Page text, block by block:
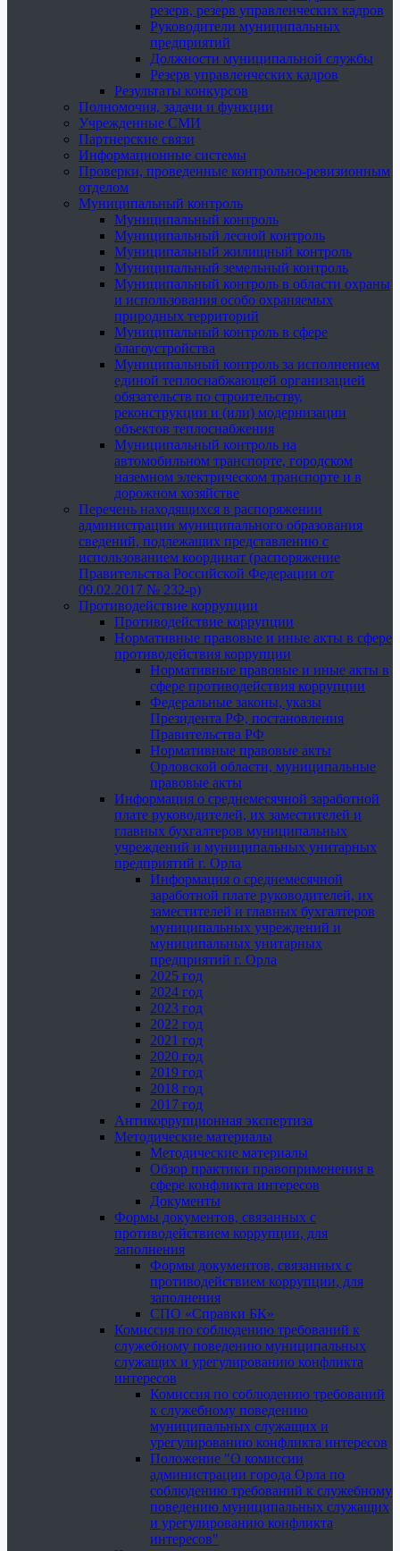
резерв, резерв управленческих кадров
Руководители муниципальных
предприятий
Должности муниципальной службы
Резерв управленческих кадров
Результаты конкурсов
Полномочия, задачи и функции
Учрежденные СМИ
Партнерские связи
Информационные системы
Проверки, проведенные контрольно-ревизионным
отделом
Муниципальный контроль
Муниципальный контроль
Муниципальный лесной контроль
Муниципальный жилищный контроль
Муниципальный земельный контроль
Муниципальный контроль в области охраны
и использования особо охраняемых
природных территорий
Муниципальный контроль в сфере
благоустройства
Муниципальный контроль за исполнением
единой теплоснабжающей организацией
обязательств по строительству,
реконструкции и (или) модернизации
объектов теплоснабжения
Муниципальный контроль на
автомобильном транспорте, городском
наземном электрическом транспорте и в
дорожном хозяйстве
Перечень находящихся в распоряжении
администрации муниципального образования
сведений, подлежащих представлению с
использованием координат (распоряжение
Правительства Российской Федерации от
09.02.2017 № 232-р)
Противодействие коррупции
Противодействие коррупции
Нормативные правовые и иные акты в сфере
противодействия коррупции
Нормативные правовые и иные акты в
сфере противодействия коррупции
Федеральные законы, указы
Президента РФ, постановления
Правительства РФ
Нормативные правовые акты
Орловской области, муниципальные
правовые акты
Информация о среднемесячной заработной
плате руководителей, их заместителей и
главных бухгалтеров муниципальных
учреждений и муниципальных унитарных
предприятий г. Орла
Информация о среднемесячной
заработной плате руководителей, их
заместителей и главных бухгалтеров
муниципальных учреждений и
муниципальных унитарных
предприятий г. Орла
2025 год
2024 год
2023 год
2022 год
2021 год
2020 год
2019 год
2018 год
2017 год
Антикоррупционная экспертиза
Методические материалы
Методические материалы
Обзор практики правоприменения в
сфере конфликта интересов
Документы
Формы документов, связанных с
противодействием коррупции, для
заполнения
Формы документов, связанных с
противодействием коррупции, для
заполнения
СПО «Справки БК»
Комиссия по соблюдению требований к
служебному поведению муниципальных
служащих и урегулированию конфликта
интересов
Комиссия по соблюдению требований
к служебному поведению
муниципальных служащих и
урегулированию конфликта интересов
Положение "О комиссии
администрации города Орла по
соблюдению требований к служебному
поведению муниципальных служащих
и урегулированию конфликта
интересов"